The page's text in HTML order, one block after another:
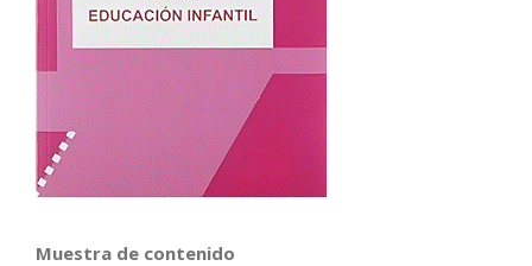
Muestra de contenido